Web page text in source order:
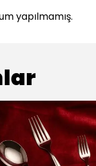
yapılmamış.